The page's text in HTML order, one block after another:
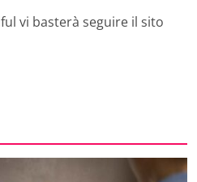
vi basterà seguire il sito